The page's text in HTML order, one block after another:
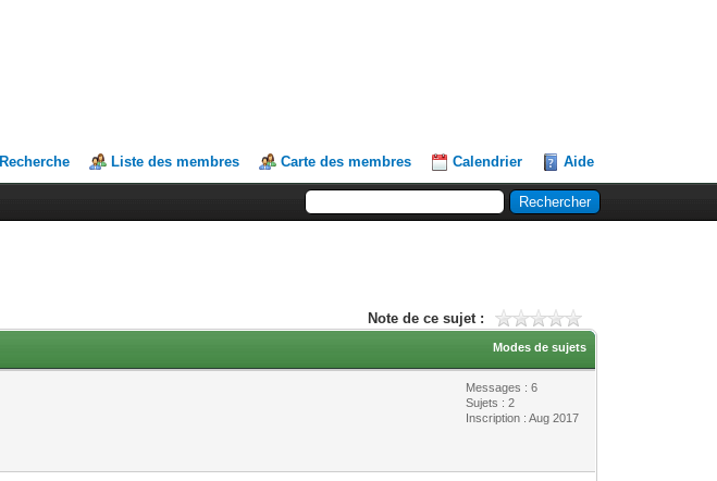
Recherche Liste des membres Carte des membres Calendrier Aide
Note de ce sujet :
Modes de sujets
Messages : 6
Sujets : 2
Inscription : Aug 2017